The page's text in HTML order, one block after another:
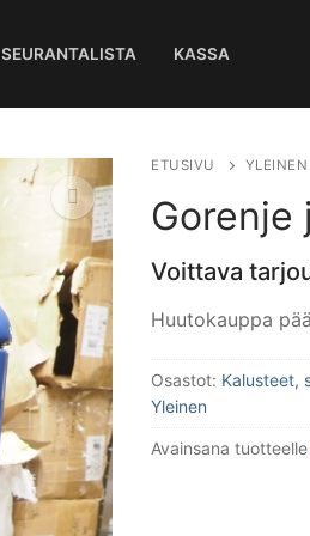
SEURANTALISTA KASSA
🔍
ETUSIVU YLEINEN
Gorenje
Voittava
Huutokauppa
Osastot: Kalusteet,
Yleinen
Avainsana tuotteelle